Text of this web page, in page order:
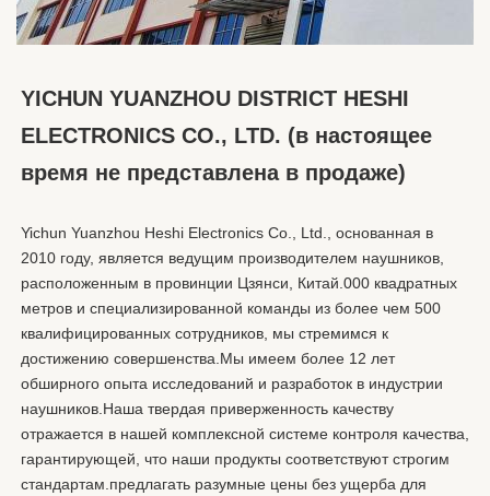
YICHUN YUANZHOU DISTRICT HESHI
ELECTRONICS CO., LTD. (в настоящее
время не представлена в продаже)
Yichun Yuanzhou Heshi Electronics Co., Ltd., основанная в
2010 году, является ведущим производителем наушников,
расположенным в провинции Цзянси, Китай.000 квадратных
метров и специализированной команды из более чем 500
квалифицированных сотрудников, мы стремимся к
достижению совершенства.Мы имеем более 12 лет
обширного опыта исследований и разработок в индустрии
наушников.Наша твердая приверженность качеству
отражается в нашей комплексной системе контроля качества,
гарантирующей, что наши продукты соответствуют строгим
стандартам.предлагать разумные цены без ущерба для